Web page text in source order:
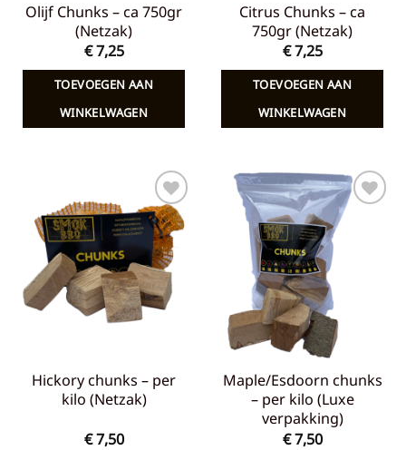
Olijf Chunks – ca 750gr
(Netzak)
€7,25
TOEVOEGEN AAN
WINKELWAGEN
Citrus Chunks – ca
750gr (Netzak)
€7,25
TOEVOEGEN AAN
WINKELWAGEN
Toevoegen
aan
verlanglijst
Hickory chunks – per
kilo (Netzak)
€7,50
Toevoegen
verlanglijst
Maple/Esdoorn chunks
– per kilo (Luxe
verpakking)
€7,50